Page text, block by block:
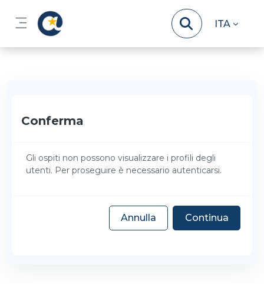
Pannello laterale
ITA
Conferma
Gli ospiti non possono visualizzare i profili degli
utenti. Per proseguire è necessario autenticarsi.
Annulla Continua